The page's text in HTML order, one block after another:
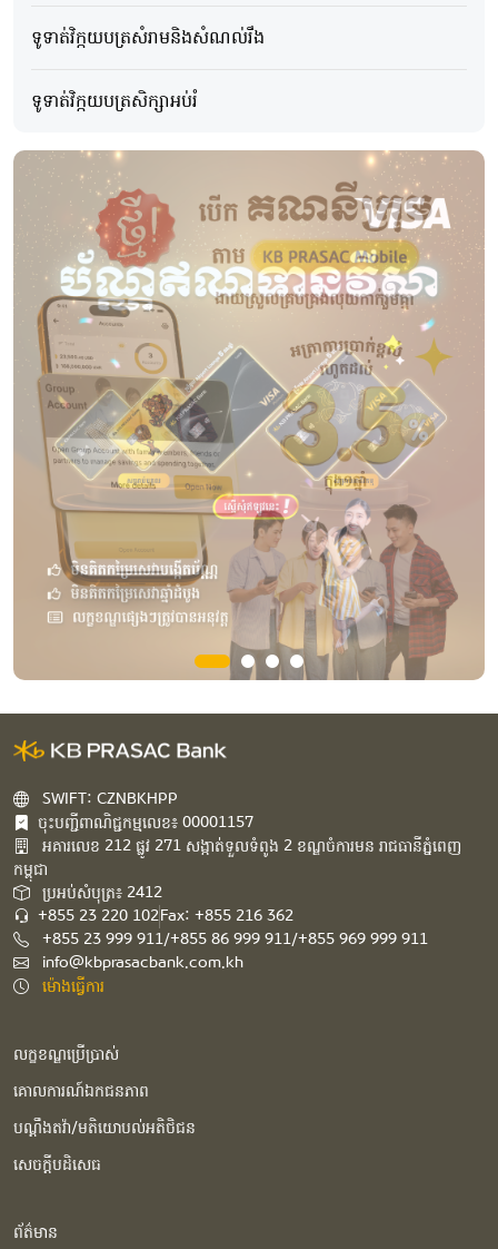
ទូទាត់វិក្កយបត្រសំរាមនិងសំណល់រឹង
ទូទាត់វិក្កយបត្រសិក្សាអប់រំ
SWIFT: CZNBKHPP
ចុះបញ្ជីពាណិជ្ជកម្មលេខ៖ 00001157
អគារ​លេខ​ 212 ផ្លូវ 271 សង្កាត់ទួលទំពូង 2 ខណ្ឌចំការមន រាជធានីភ្នំពេញ
កម្ពុជា​
ប្រអប់សំបុត្រ៖ 2412
+855 23 220 102Fax: +855 216 362
+855 23 999 911/+855 86 999 911/+855 969 999 911
info@kbprasacbank.com.kh
ម៉ោងធ្វើការ
លក្ខខណ្ឌប្រើប្រាស់
គោលការណ៍ឯកជនភាព
បណ្ដឹងតវ៉ា/មតិយោបល់អតិថិជន
សេចក្ដីបដិសេធ
ព័ត៌មាន